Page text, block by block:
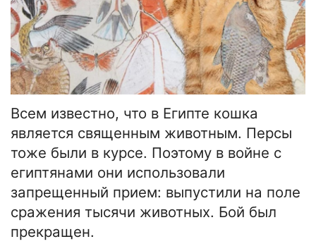
Всем известно, что в Египте кошка
является священным животным. Персы
тоже были в курсе. Поэтому в войне с
египтянами они использовали
запрещенный прием: выпустили на поле
сражения тысячи животных. Бой был
прекращен.